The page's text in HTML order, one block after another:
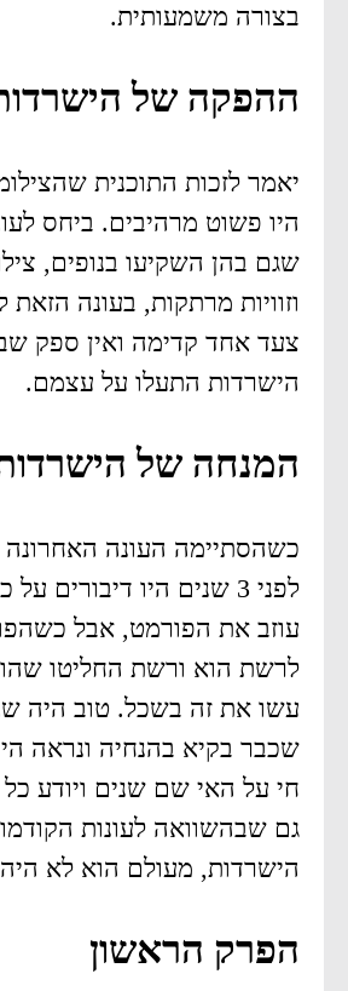
בצורה משמעותית.
ההפקה של
יאמר לזכות התוכנית
היו פשוט מרהיבים. ביחס
שגם בהן השקיעו בנופים,
וזוויות מרתקות, בעונה
צעד אחד קדימה ואין ספק
הישרדות התעלו על עצמם.
המנחה של
כשהסתיימה העונה
לפני 3 שנים היו דיבורים
עוזב את הפורמט, אבל
לרשת הוא ורשת החליטו
עשו את זה בשכל. טוב היה
שכבר בקיא בהנחיה ונראה
חי על האי שם שנים ויודע
גם שבהשוואה לעונות
הישרדות, מעולם הוא לא
הפרק הראשון